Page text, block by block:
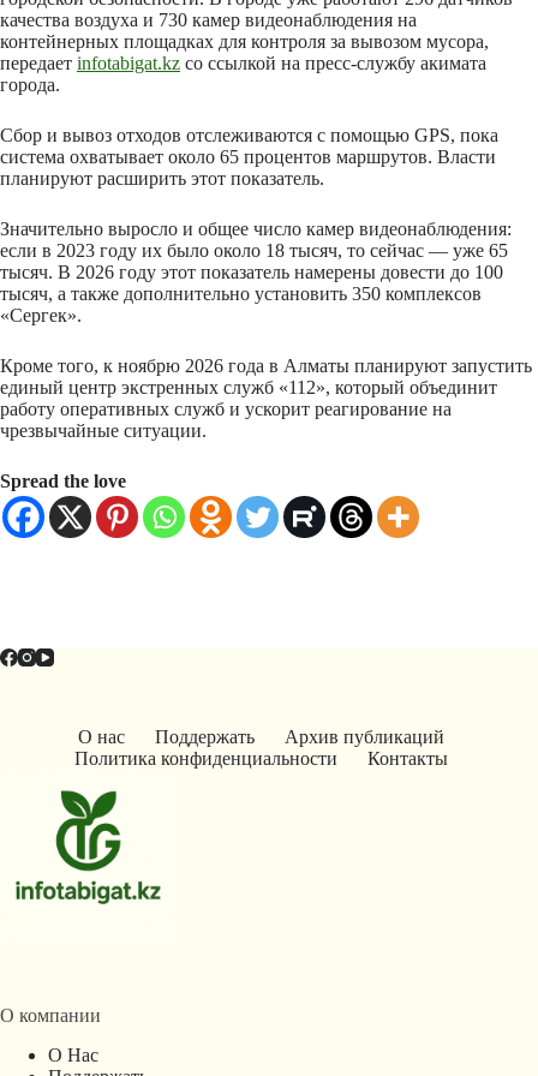
качества воздуха и 730 камер видеонаблюдения на
контейнерных площадках для контроля за вывозом мусора,
передает infotabigat.kz со ссылкой на пресс-службу акимата
города.
Сбор и вывоз отходов отслеживаются с помощью GPS, пока
система охватывает около 65 процентов маршрутов. Власти
планируют расширить этот показатель.
Значительно выросло и общее число камер видеонаблюдения:
если в 2023 году их было около 18 тысяч, то сейчас — уже 65
тысяч. В 2026 году этот показатель намерены довести до 100
тысяч, а также дополнительно установить 350 комплексов
«Сергек».
Кроме того, к ноябрю 2026 года в Алматы планируют запустить
единый центр экстренных служб «112», который объединит
работу оперативных служб и ускорит реагирование на
чрезвычайные ситуации.
Spread the love
О нас Поддержать
Архив публикаций
Политика конфиденциальности
Контакты
О компании
О Нас